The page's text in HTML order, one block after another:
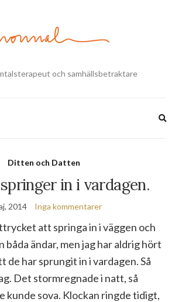
och samhällsbetraktare
Ditten och Datten
in i vardagen.
2014 Inga kommentarer
att springa in i väggen och
båda ändar, men jag har aldrig hört
de har sprungit in i vardagen. Så
Det stormregnade i natt, så
kunde sova. Klockan ringde tidigt,